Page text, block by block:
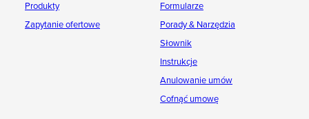
Produkty
Zapytanie ofertowe
Formularze
Porady & Narzędzia
Słownik
Instrukcje
Anulowanie umów
Cofnąć umowę